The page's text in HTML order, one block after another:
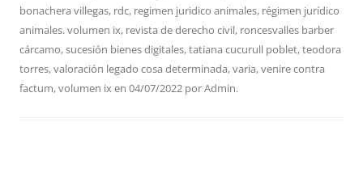
bonachera villegas, rdc, regimen juridico animales, régimen jurídico
animales. volumen ix, revista de derecho civil, roncesvalles barber
cárcamo,sucesión bienes digitales,tatiana cucurull poblet,teodora
torres,valoración legado cosa determinada,varia,venire contra
factum,volumen ixen 04/07/2022 porAdmin.